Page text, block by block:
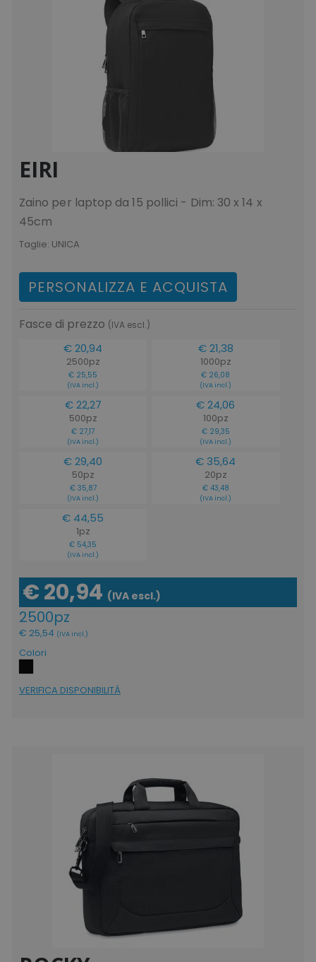
EIRI
Zaino per laptop da 15 pollici - Dim: 30 x 14 x
45cm
Taglie: UNICA
PERSONALIZZA E ACQUISTA
Fasce di prezzo (IVA escl.)
€ 20,94
2500pz
€ 25,55
(IVA incl.)
€ 21,38
1000pz
€ 26,08
(IVA incl.)
€ 22,27
500pz
€ 27,17
(IVA incl.)
€ 24,06
100pz
€ 29,35
(IVA incl.)
€ 29,40
50pz
€ 35,87
(IVA incl.)
€ 35,64
20pz
€ 43,48
(IVA incl.)
€ 44,55
1pz
€ 54,35
(IVA incl.)
€ 20,94 (IVA escl.)
2500pz
€ 25,54 (IVA incl.)
Colori
VERIFICA DISPONIBILITÁ
mage-cache-sessid
private_content_version
mage-cache-storage
mage-messages
CookieScriptConsent